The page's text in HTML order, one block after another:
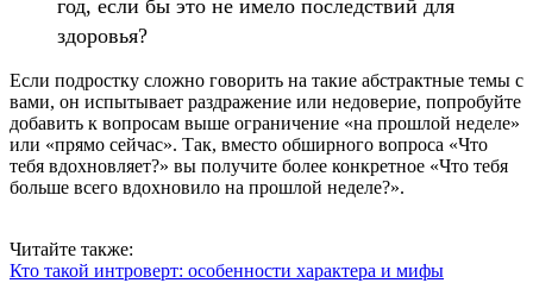
год, если бы это не имело последствий для
здоровья?
Если подростку сложно говорить на такие абстрактные темы с
вами, он испытывает раздражение или недоверие, попробуйте
добавить к вопросам выше ограничение «на прошлой неделе»
или «прямо сейчас». Так, вместо обширного вопроса «Что
тебя вдохновляет?» вы получите более конкретное «Что тебя
больше всего вдохновило на прошлой неделе?».
Читайте также:
Кто такой интроверт: особенности характера и мифы